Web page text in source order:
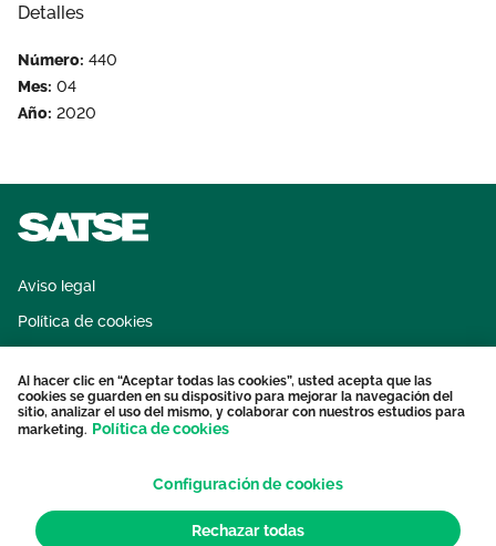
Empleo
Publicaciones
Vídeos
Detalles
Número: 440
Mes: 04
Año: 2020
Aviso legal
Política de cookies
Protección datos personales
Contacto
Al hacer clic en “Aceptar todas las cookies”, usted acepta que las
cookies se guarden en su dispositivo para mejorar la navegación del
sitio, analizar el uso del mismo, y colaborar con nuestros estudios para
marketing. Política de cookies
Configuración de cookies
Rechazar todas